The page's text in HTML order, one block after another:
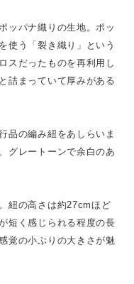
ッパナ織りの生地。ポッ
使う「裂き織り」という
スだったものを再利用し
詰まっていて厚みがある
品の編み紐をあしらいま
グレートーンで余白のあ
紐の高さは約27cmほど
短く感じられる程度の長
覚の小ぶりの大きさが魅